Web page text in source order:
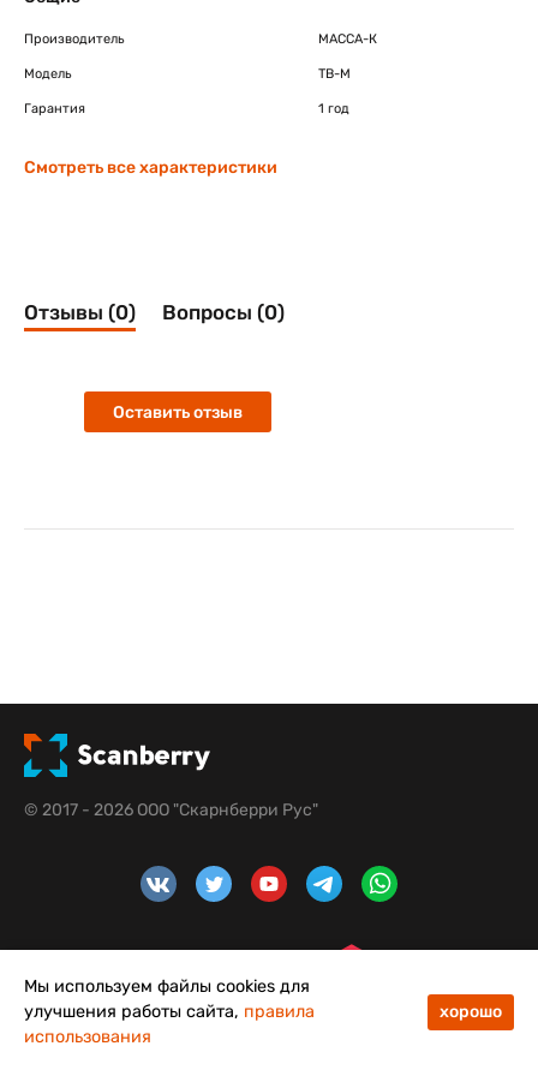
Производитель МАССА-К
Модель TB-M
Гарантия 1 год
Смотреть все характеристики
Отзывы (0) Вопросы (0)
Оставить отзыв
© 2017 - 2026 ООО "Скарнберри Рус"
48
Мы используем файлы cookies для
улучшения работы сайта, правила
использования
хорошо